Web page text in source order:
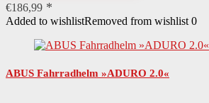
€186,99
Added to wishlistRemoved from wishlist 0
ABUS Fahrradhelm »ADURO 2.0«